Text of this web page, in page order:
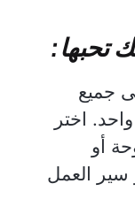
تحبها:
جميع
اختر
أو
سير العمل